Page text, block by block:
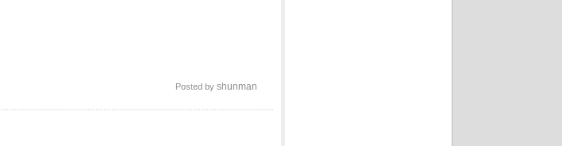
Posted by shunman